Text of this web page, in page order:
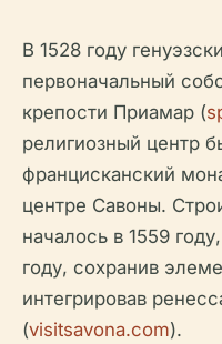
В 1528 году
первоначальный
крепости Приамар (
религиозный центр
францисканский
центре Савоны.
началось в 1559
году, сохранив
интегрировав
(visitsavona.com).